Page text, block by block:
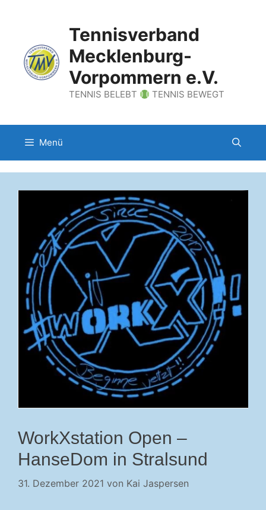
Tennisverband
Mecklenburg-
Vorpommern e.V.
TENNIS BELEBT TENNIS BEWEGT
Menü
WorkXstation Open –
HanseDom in Stralsund
31. Dezember 2021 von Kai Jaspersen